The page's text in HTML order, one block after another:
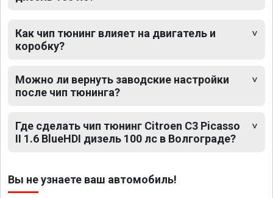
Как чип тюнинг влияет на двигатель и
коробку?
Можно ли вернуть заводские настройки
после чип тюнинга?
Где сделать чип тюнинг Citroen C3 Picasso
II 1.6 BlueHDI дизель 100 лс в Волгограде?
Вы не узнаете ваш автомобиль!